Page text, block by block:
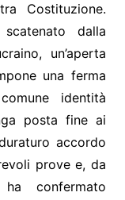
Costituzione.
dalla
un’aperta
una ferma
identità
posta fine ai
accordo
prove e, da
confermato